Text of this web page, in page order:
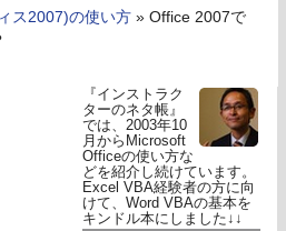
ス2007)の使い方 » Office 2007で
『インストラク
ターのネタ帳』
では、2003年10
月からMicrosoft
Officeの使い方な
どを紹介し続けています。
Excel VBA経験者の方に向
けて、Word VBAの基本を
キンドル本にしました↓↓